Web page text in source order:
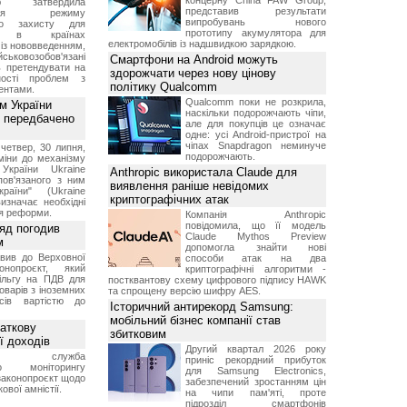
режиму
захисту для
в країнах
нововведенням,
претендувати на
проблем з
України
30 липня,
до механізму
Ukraine
з ним
(Ukraine
необхідні
реформи.
погодив
до Верховної
який
на ПДВ для
з іноземних
вартістю до
доходів
служба
моніторингу
щодо
амністії.
представив результати
випробувань нового
прототипу акумулятора для
електромобілів із надшвидкою зарядкою.
Смартфони на Android можуть
здорожчати через нову цінову
політику Qualcomm
Qualcomm поки не розкрила,
наскільки подорожчають чіпи,
але для покупців це означає
одне: усі Android-пристрої на
чіпах Snapdragon неминуче
подорожчають.
Anthropic використала Claude для
виявлення раніше невідомих
криптографічних атак
Компанія Anthropic
повідомила, що її модель
Claude Mythos Preview
допомогла знайти нові
способи атак на два
криптографічні алгоритми -
постквантову схему цифрового підпису HAWK
та спрощену версію шифру AES.
Історичний антирекорд Samsung:
мобільний бізнес компанії став
збитковим
Другий квартал 2026 року
приніс рекордний прибуток
для Samsung Electronics,
забезпечений зростанням цін
на чипи пам'яті, проте
підрозділ смартфонів